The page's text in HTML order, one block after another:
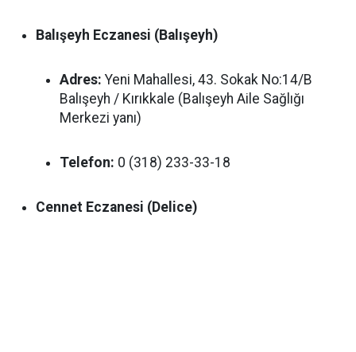
Balışeyh Eczanesi (Balışeyh)
Adres: Yeni Mahallesi, 43. Sokak No:14/B
Balışeyh / Kırıkkale (Balışeyh Aile Sağlığı
Merkezi yanı)
Telefon: 0 (318) 233-33-18
Cennet Eczanesi (Delice)